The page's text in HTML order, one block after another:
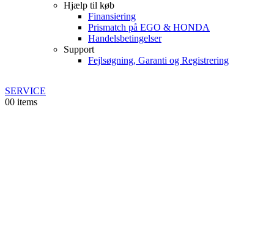
Hjælp til køb
Finansiering
Prismatch på EGO & HONDA
Handelsbetingelser
Support
Fejlsøgning, Garanti og Registrering
SERVICE
00 items